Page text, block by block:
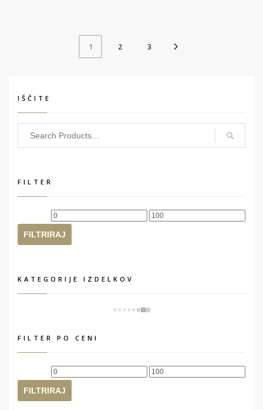
1 2 3
IŠČITE
FILTER
Min
cena
Max
FILTRIRAJ
KATEGORIJE IZDELKOV
FILTER PO CENI
Min
cena
Max
FILTRIRAJ